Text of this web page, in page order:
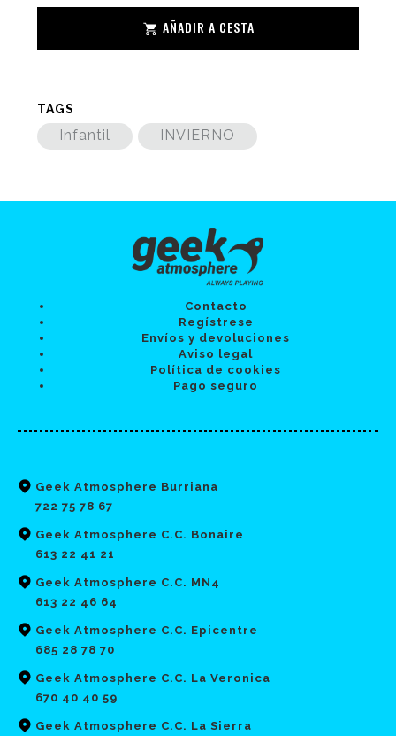
AÑADIR A CESTA
TAGS
Infantil INVIERNO
Contacto
Regístrese
Envíos y devoluciones
Aviso legal
Política de cookies
Pago seguro
Geek Atmosphere Burriana
722 75 78 67
Geek Atmosphere C.C. Bonaire
613 22 41 21
Geek Atmosphere C.C. MN4
613 22 46 64
Geek Atmosphere C.C. Epicentre
685 28 78 70
Geek Atmosphere C.C. La Veronica
670 40 40 59
Geek Atmosphere C.C. La Sierra